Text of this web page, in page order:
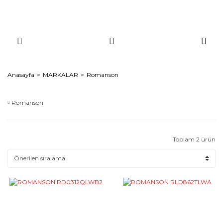
Anasayfa MARKALAR Romanson
Romanson
Toplam 2 ürün